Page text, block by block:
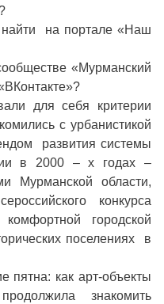
на портале «Наш
«Мурманский
для себя кpитepии
с урбанистикой
развития системы
в 2000 – х годах –
Мурманской области,
конкурса
городской
поселениях в
пятна: как арт-объекты
знакомить